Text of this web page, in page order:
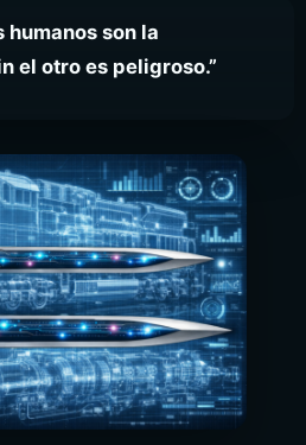
humanos son la
el otro es peligroso.”
Ελληνικά
Sicilian
日本語